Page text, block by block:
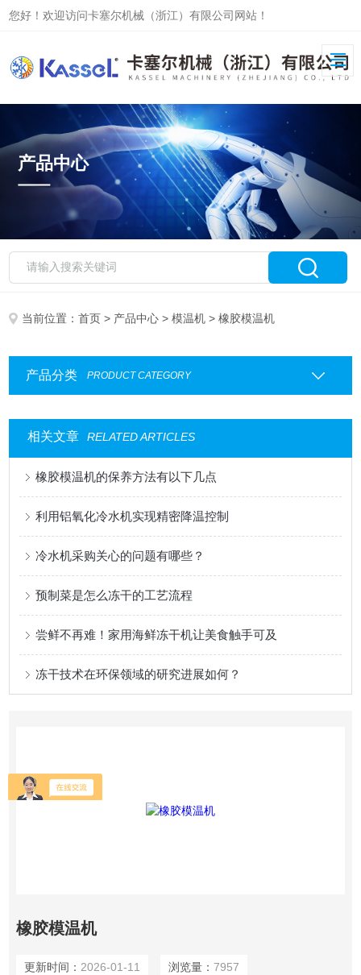
您好！欢迎访问卡塞尔机械（浙江）有限公司网站！
产品中心
当前位置：首页 > 产品中心 >模温机 > 橡胶模温机
产品分类 PRODUCT CATEGORY
相关文章 RELATED ARTICLES
橡胶模温机的保养方法有以下几点
利用铝氧化冷水机实现精密降温控制
冷水机采购关心的问题有哪些？
预制菜是怎么冻干的工艺流程
尝鲜不再难！家用海鲜冻干机让美食触手可及
冻干技术在环保领域的研究进展如何？
橡胶模温机
更新时间： 2026-01-11 浏览量： 7957